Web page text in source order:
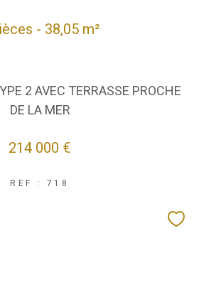
- 38,05 m²
2 AVEC TERRASSE PROCHE
DE LA MER
214 000 €
REF : 718